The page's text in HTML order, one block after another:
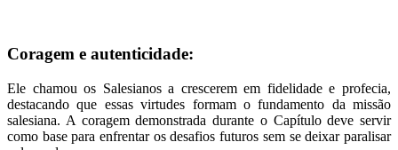
Coragem e autenticidade:
Ele chamou os Salesianos a crescerem em fidelidade e profecia,
destacando que essas virtudes formam o fundamento da missão
salesiana. A coragem demonstrada durante o Capítulo deve servir
como base para enfrentar os desafios futuros sem se deixar paralisar